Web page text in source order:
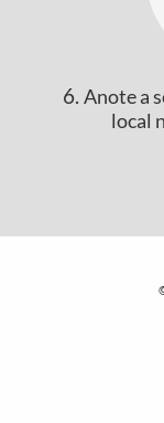
6. Anote a
local